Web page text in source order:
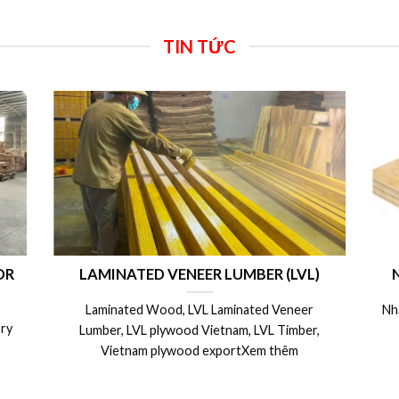
TIN TỨC
Nhà máy sản xuất ván ép LVL plywood
Nhà máy sản xuất ván ép LVL xuất khẩu Châu Âu,
Nhật, Úc, Mỹ, Canada.Xem thêm